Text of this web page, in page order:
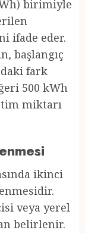
birimiyle
ifade eder.
başlangıç
fark
500 kWh
miktarı
ikinci
veya yerel
belirlenir.